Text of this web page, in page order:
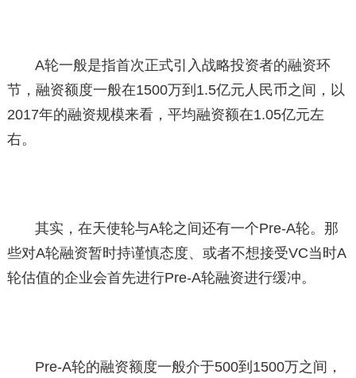
A轮一般是指首次正式引入战略投资者的融资环
节，融资额度一般在1500万到1.5亿元人民币之间，以
2017年的融资规模来看，平均融资额在1.05亿元左
右。
其实，在天使轮与A轮之间还有一个Pre-A轮。那
些对A轮融资暂时持谨慎态度、或者不想接受VC当时A
轮估值的企业会首先进行Pre-A轮融资进行缓冲。
Pre-A轮的融资额度一般介于500到1500万之间，